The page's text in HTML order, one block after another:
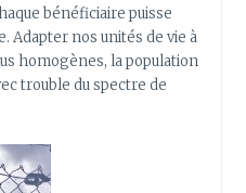
bénéficiaire puisse
Adapter nos unités de vie à
homogènes, la population
trouble du spectre de